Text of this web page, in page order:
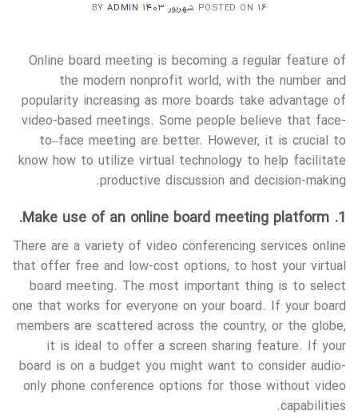
POSTED ON ۱۶ شهریور ۱۴۰۳ ADMIN
Online board meeting is becoming a regular feature of
the modern nonprofit world, with the number and
popularity increasing as more boards take advantage of
video-based meetings. Some people believe that face-
to–face meeting are better. However, it is crucial to
know how to utilize virtual technology to help facilitate
productive discussion and decision-making.
1. Make use of an online board meeting platform.
There are a variety of video conferencing services online
that offer free and low-cost options, to host your virtual
board meeting. The most important thing is to select
one that works for everyone on your board. If your board
members are scattered across the country, or the globe,
it is ideal to offer a screen sharing feature. If your
board is on a budget you might want to consider audio-
only phone conference options for those without video
capabilities.